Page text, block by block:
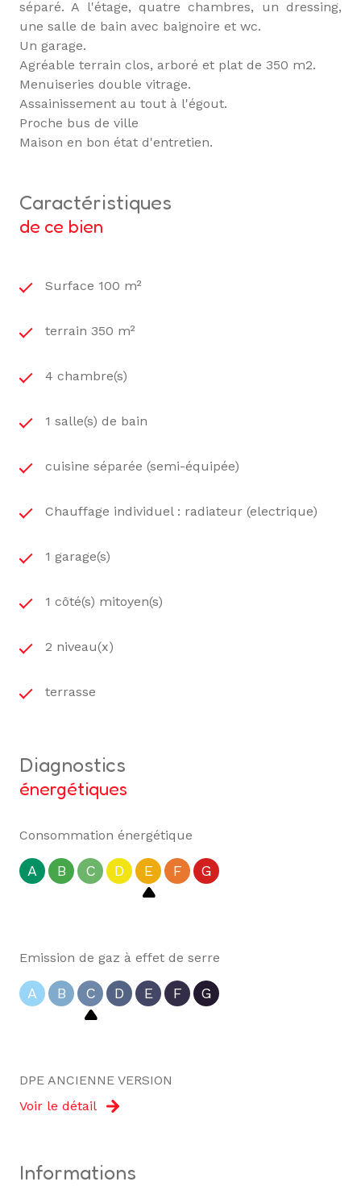
séparé. A l'étage, quatre chambres, un dressing,
une salle de bain avec baignoire et wc.
Un garage.
Agréable terrain clos, arboré et plat de 350 m2.
Menuiseries double vitrage.
Assainissement au tout à l'égout.
Proche bus de ville
Maison en bon état d'entretien.
caractéristiques
de ce bien
Surface 100 m²
terrain 350 m²
4 chambre(s)
1 salle(s) de bain
cuisine séparée (semi-équipée)
Chauffage individuel : radiateur (electrique)
1 garage(s)
1 côté(s) mitoyen(s)
2 niveau(x)
terrasse
diagnostics
énergétiques
Consommation énergétique
A B C D E F G
Emission de gaz à effet de serre
A B C D E F G
DPE ANCIENNE VERSION
Voir le détail
informations